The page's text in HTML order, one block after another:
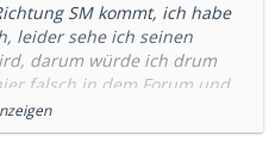
SM kommt, ich habe
leider sehe ich seinen
darum würde ich drum
falsch in dem Forum und
nichts mehr von meiner